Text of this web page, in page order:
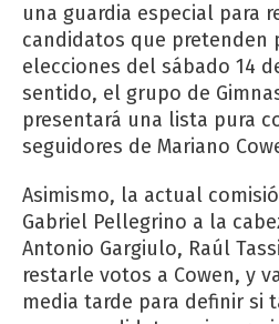
una guardia especial para
candidatos que pretenden
elecciones del sábado 14
sentido, el grupo de
presentará una lista pura
seguidores de Mariano
Asimismo, la actual
Gabriel Pellegrino a la
Antonio Gargiulo, Raúl
restarle votos a Cowen, y
media tarde para definir si